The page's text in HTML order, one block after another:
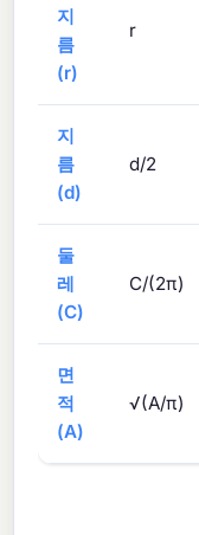
지
름
(r)
r
지
름
(d)
d/2
둘
레
(C)
C/(2π)
면
적
(A)
√(A/π)